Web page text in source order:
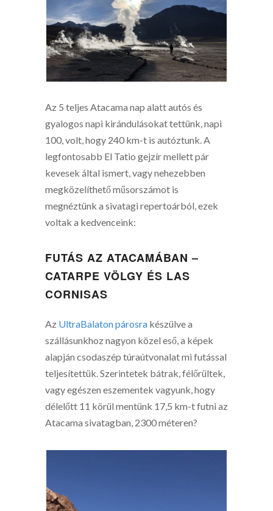
Az 5 teljes Atacama nap alatt autós és
gyalogos napi kirándulásokat tettünk, napi
100, volt, hogy 240 km-t is autóztunk. A
legfontosabb El Tatio gejzír mellett pár
kevesek által ismert, vagy nehezebben
megközelíthető műsorszámot is
megnéztünk a sivatagi repertoárból, ezek
voltak a kedvenceink:
FUTÁS AZ ATACAMÁBAN –
CATARPE VÖLGY ÉS LAS
CORNISAS
Az UltraBalaton párosra készülve a
szállásunkhoz nagyon közel eső, a képek
alapján csodaszép túraútvonalat mi futással
teljesítettük. Szerintetek bátrak, félőrültek,
vagy egészen eszementek vagyunk, hogy
délelőtt 11 körül mentünk 17,5 km-t futni az
Atacama sivatagban, 2300 méteren?